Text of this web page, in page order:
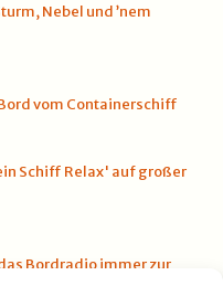
Nebel und ’nem
vom Containerschiff
Schiff Relax' auf großer
Bordradio immer zur